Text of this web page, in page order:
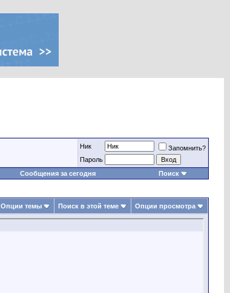
Ник
Запомнить?
Пароль
Сообщения за сегодня Поиск
Опции темы Поиск в этой теме Опции просмотра